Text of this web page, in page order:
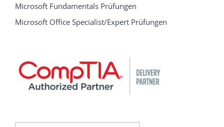
Microsoft Fundamentals Prüfungen
Microsoft Office Specialist/Expert Prüfungen